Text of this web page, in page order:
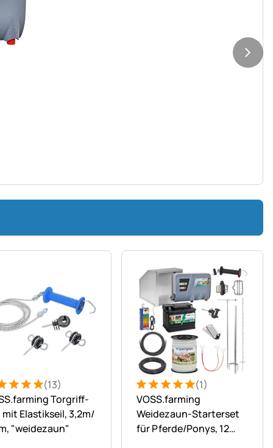
5 von 5 (13 Bewertungen)
(13)
Torgriff-
mit Elastikseil, 3,2m/
"weidezaun"
Bewertung: 5 von 5 (1
1 Bewertung (1)
VOSS.farming
Weidezaun-Starterset
für Pferde/Ponys, 12